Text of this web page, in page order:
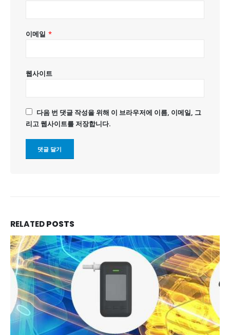
이메일 *
웹사이트
다음 번 댓글 작성을 위해 이 브라우저에 이름, 이메일, 그
리고 웹사이트를 저장합니다.
RELATEDPOSTS